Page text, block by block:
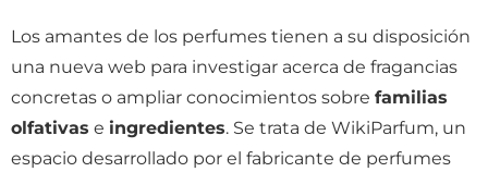
Los amantes de los perfumes tienen a su disposición
una nueva web para investigar acerca de fragancias
concretas o ampliar conocimientos sobre familias
olfativas e ingredientes. Se trata de WikiParfum, un
espacio desarrollado por el fabricante de perfumes